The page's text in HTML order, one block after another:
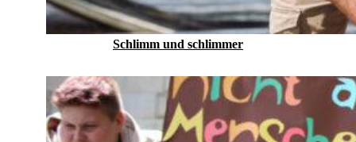
Schlimm und schlimmer